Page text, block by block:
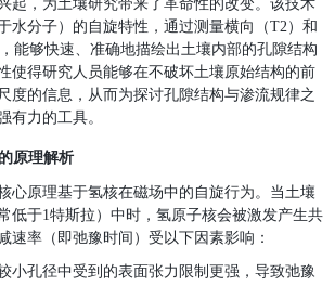
起，为土壤研究带来了革命性的改变。该技术
水分子）的自旋特性，通过测量横向（T2）和
能够快速、准确地描绘出土壤内部的孔隙结构
使得研究人员能够在不破坏土壤原始结构的前
度的信息，从而为探讨孔隙结构与渗流规律之
有力的工具。
原理解析
心原理基于氢核在磁场中的自旋行为。当土壤
低于1特斯拉）中时，氢原子核会被激发产生共
速率（即弛豫时间）受以下因素影响：
小孔径中受到的表面张力限制更强，导致弛豫